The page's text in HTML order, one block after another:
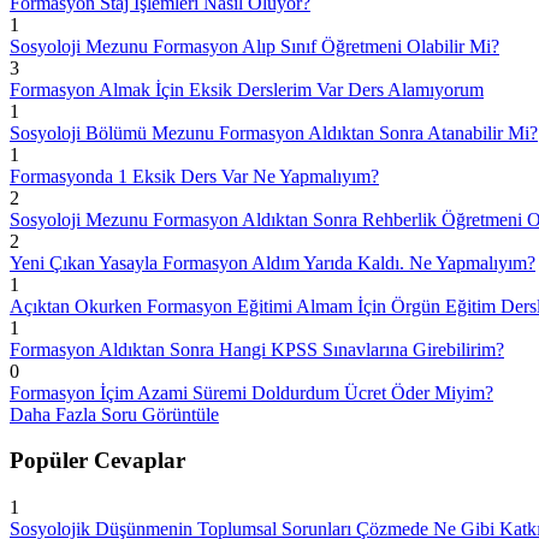
1
Sosyoloji Mezunu Formasyon Alıp Sınıf Öğretmeni Olabilir Mi?
3
Formasyon Almak İçin Eksik Derslerim Var Ders Alamıyorum
1
Sosyoloji Bölümü Mezunu Formasyon Aldıktan Sonra Atanabilir Mi?
1
Formasyonda 1 Eksik Ders Var Ne Yapmalıyım?
2
Sosyoloji Mezunu Formasyon Aldıktan Sonra Rehberlik Öğretmeni
2
Yeni Çıkan Yasayla Formasyon Aldım Yarıda Kaldı. Ne Yapmalıyım?
1
Açıktan Okurken Formasyon Eğitimi Almam İçin Örgün Eğitim
1
Formasyon Aldıktan Sonra Hangi KPSS Sınavlarına Girebilirim?
0
Formasyon İçim Azami Süremi Doldurdum Ücret Öder Miyim?
Daha Fazla Soru Görüntüle
Popüler Cevaplar
1
Sosyolojik Düşünmenin Toplumsal Sorunları Çözmede Ne Gibi